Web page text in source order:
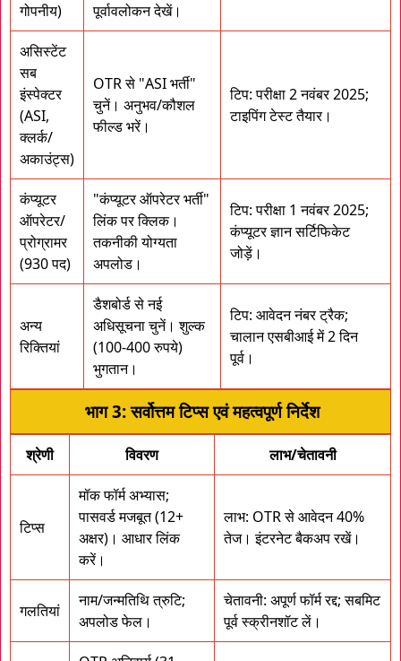
गोपनीय)
पूर्वावलोकन देखें।
असिस्टेंट
सब
इंस्पेक्टर
(ASI,
क्लर्क/
अकाउंट्स)
OTR से "ASI भर्ती"
चुनें। अनुभव/कौशल
फील्ड भरें।
टिप: परीक्षा 2 नवंबर 2025;
टाइपिंग टेस्ट तैयार।
कंप्यूटर
ऑपरेटर/
प्रोग्रामर
(930 पद)
"कंप्यूटर ऑपरेटर भर्ती"
लिंक पर क्लिक।
तकनीकी योग्यता
अपलोड।
टिप: परीक्षा 1 नवंबर 2025;
कंप्यूटर ज्ञान सर्टिफिकेट
जोड़ें।
अन्य
रिक्तियां
डैशबोर्ड से नई
अधिसूचना चुनें। शुल्क
(100-400 रुपये)
भुगतान।
टिप: आवेदन नंबर ट्रैक;
चालान एसबीआई में 2 दिन
पूर्व।
भाग 3: सर्वोत्तम टिप्स एवं महत्वपूर्ण निर्देश
श्रेणी विवरण लाभ/चेतावनी
टिप्स
मॉक फॉर्म अभ्यास;
पासवर्ड मजबूत (12+
अक्षर)। आधार लिंक
करें।
लाभ: OTR से आवेदन 40%
तेज। इंटरनेट बैकअप रखें।
गलतियां
नाम/जन्मतिथि त्रुटि;
अपलोड फेल।
चेतावनी: अपूर्ण फॉर्म रद्द; सबमिट
पूर्व स्क्रीनशॉट लें।